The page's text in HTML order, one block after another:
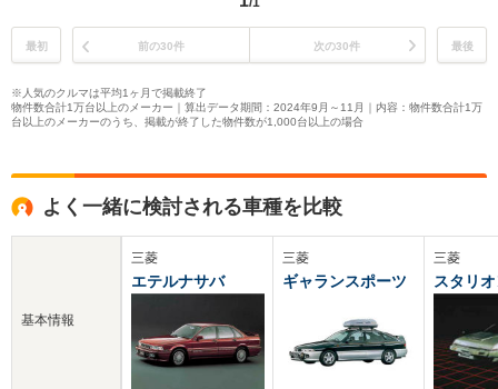
最初 前の30件 次の30件 最後
※人気のクルマは平均1ヶ月で掲載終了
物件数合計1万台以上のメーカー｜算出データ期間：2024年9月～11月｜内容：物件数合計1万
台以上のメーカーのうち、掲載が終了した物件数が1,000台以上の場合
よく一緒に検討される車種を比較
基本情報
三菱
エテルナサバ
三菱
ギャランスポーツ
三菱
スタリ